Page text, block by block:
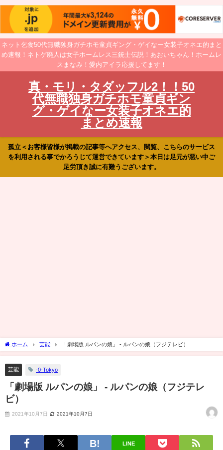
ネット乞食50代無職独身ガチホモ童貞ギング・ゲイなー女装子オネエ的まと
め速報！ネトゲ廃人は女子ホームレス三銃士伝説！あおいちゃん！ホームレ
スまなみ！愛内アイラ応援してます！
真・モリ・タダッフル2！！50
代無職独身ガチホモ童貞ギン
グ・ゲイなー女装子オネエ的
まとめ速報
孤立＜お客様皆様が掲載の記事等へアクセス、閲覧、こちらのサービス
を利用される事でかろうじて運営できています＞本日は足元が悪い中ご
足労頂き誠に有難うございます。
ホーム 芸能 「劇場版 ルパンの娘」 - ルパンの娘（フジテレビ）
芸能 -0-Tokyo
「劇場版 ルパンの娘」 - ルパンの娘（フジテレ
ビ）
2021年10月7日 2021年10月7日
LINE